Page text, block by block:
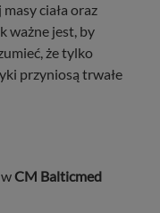
ciała oraz
ważne jest, by
że tylko
przyniosą trwałe
CM Balticmed